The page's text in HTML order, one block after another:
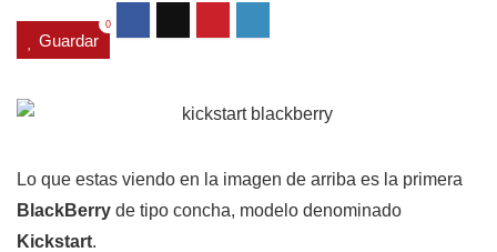
Guardar
0
Lo que estas viendo en la imagen de arriba es la primera
BlackBerry de tipo concha, modelo denominado
Kickstart.